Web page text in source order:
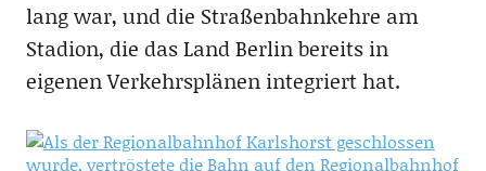
lang war, und die Straßenbahnkehre am
Stadion, die das Land Berlin bereits in
eigenen Verkehrsplänen integriert hat.